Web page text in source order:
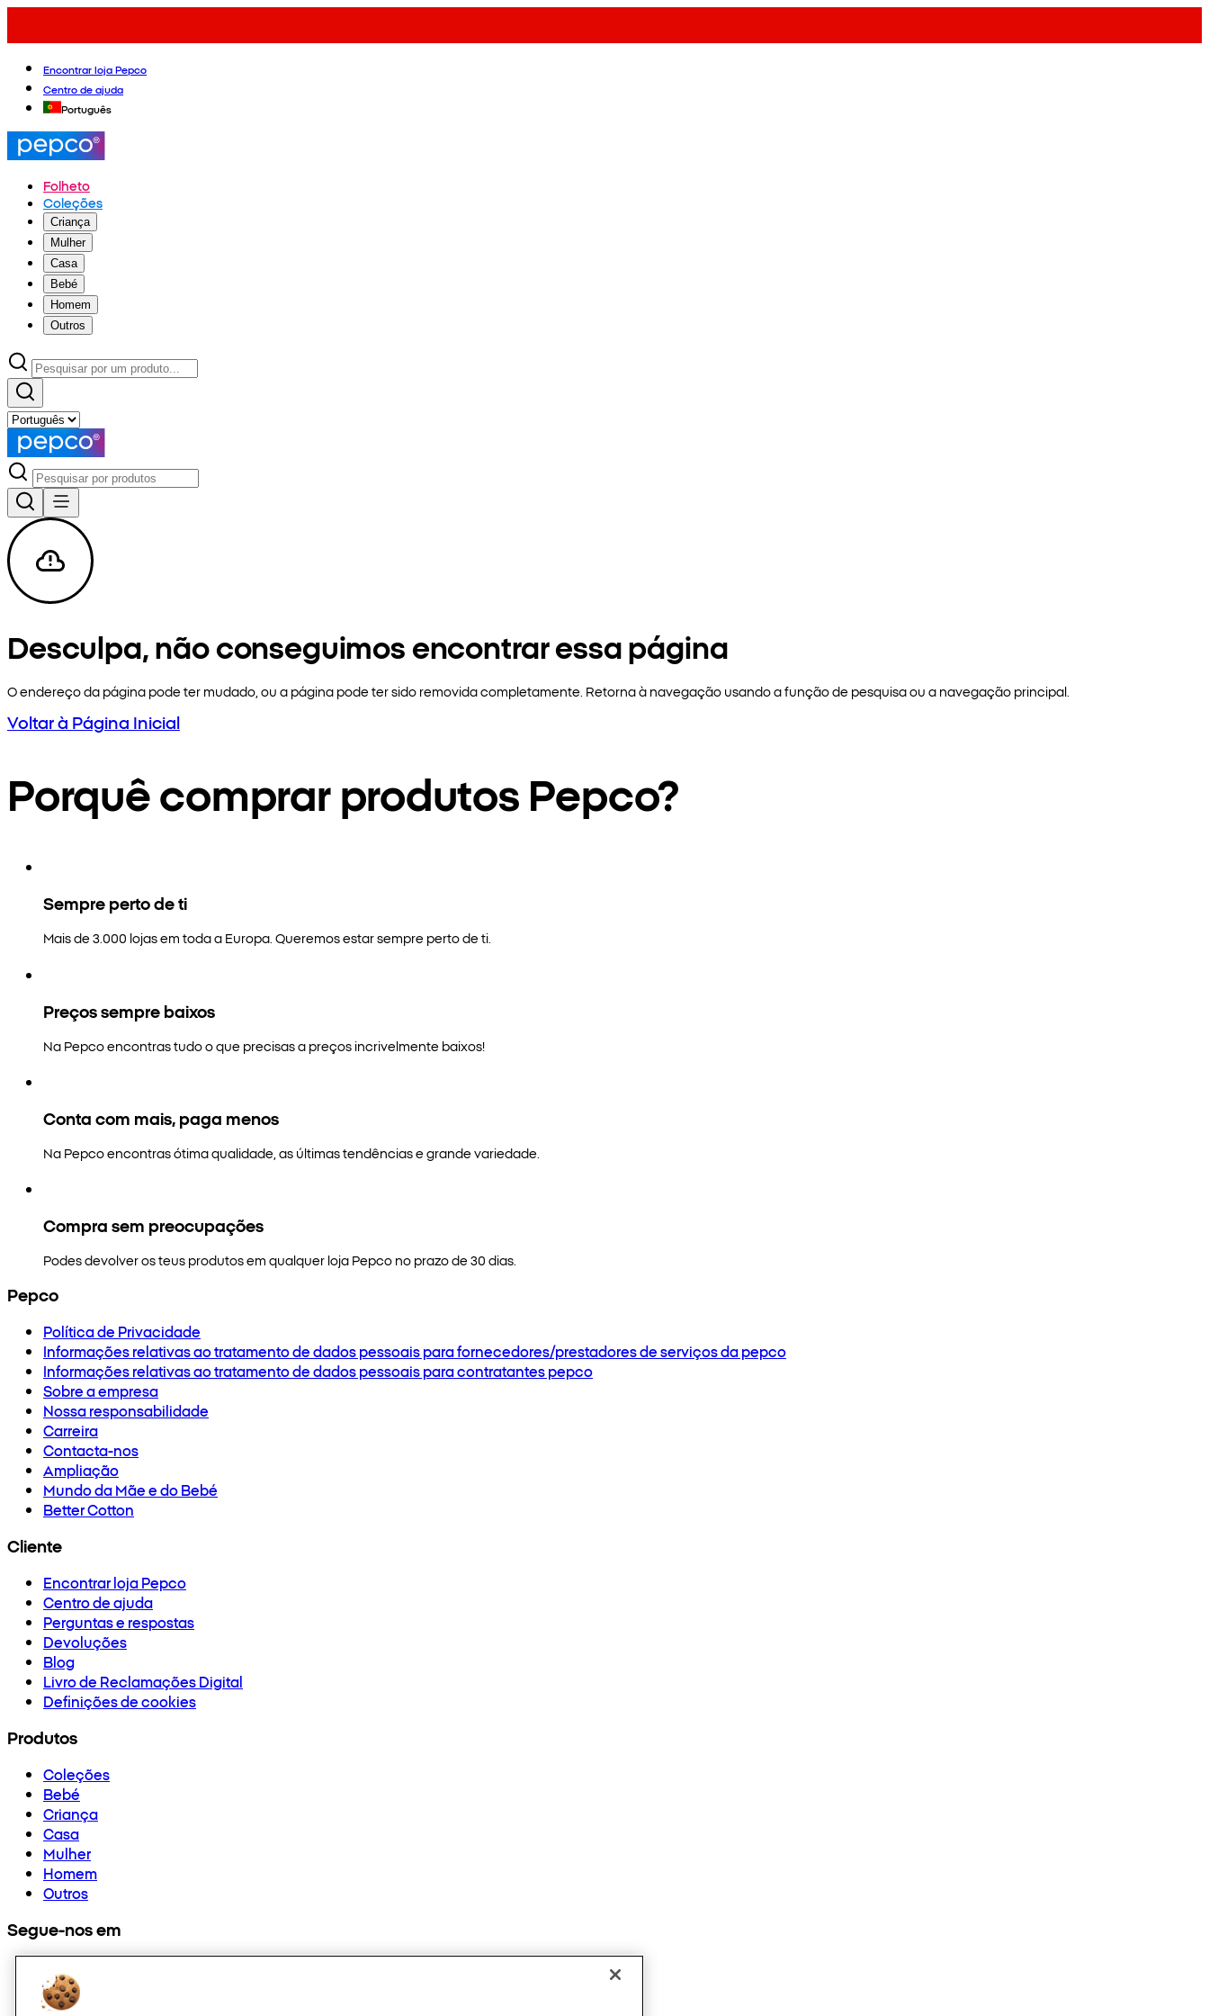
Encontrar loja Pepco
Centro de ajuda
Português
Folheto
Coleções
Criança
Mulher
Casa
Bebé
Homem
Outros
Desculpa, não conseguimos encontrar essa página
O endereço da página pode ter mudado, ou a página pode ter sido removida completamente. Retorna à navegação usando a função de pesquisa ou a navegação principal.
Voltar à Página Inicial
Porquê comprar produtos Pepco?
Sempre perto de ti
Mais de 3.000 lojas em toda a Europa. Queremos estar sempre perto de ti.
Preços sempre baixos
Na Pepco encontras tudo o que precisas a preços incrivelmente baixos!
Conta com mais, paga menos
Na Pepco encontras ótima qualidade, as últimas tendências e grande variedade.
Compra sem preocupações
Podes devolver os teus produtos em qualquer loja Pepco no prazo de 30 dias.
Pepco
Política de Privacidade
Informações relativas ao tratamento de dados pessoais para fornecedores/prestadores de serviços da pepco
Informações relativas ao tratamento de dados pessoais para contratantes pepco
Sobre a empresa
Nossa responsabilidade
Carreira
Contacta-nos
Ampliação
Mundo da Mãe e do Bebé
Better Cotton
Cliente
Encontrar loja Pepco
Centro de ajuda
Perguntas e respostas
Devoluções
Blog
Livro de Reclamações Digital
Definições de cookies
Produtos
Coleções
Bebé
Criança
Casa
Mulher
Homem
Outros
Segue-nos em